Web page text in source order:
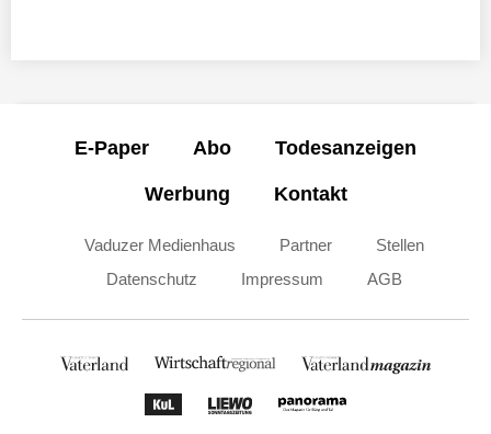
E-Paper Abo Todesanzeigen
Werbung Kontakt
Vaduzer Medienhaus Partner
Stellen
Datenschutz
Impressum AGB